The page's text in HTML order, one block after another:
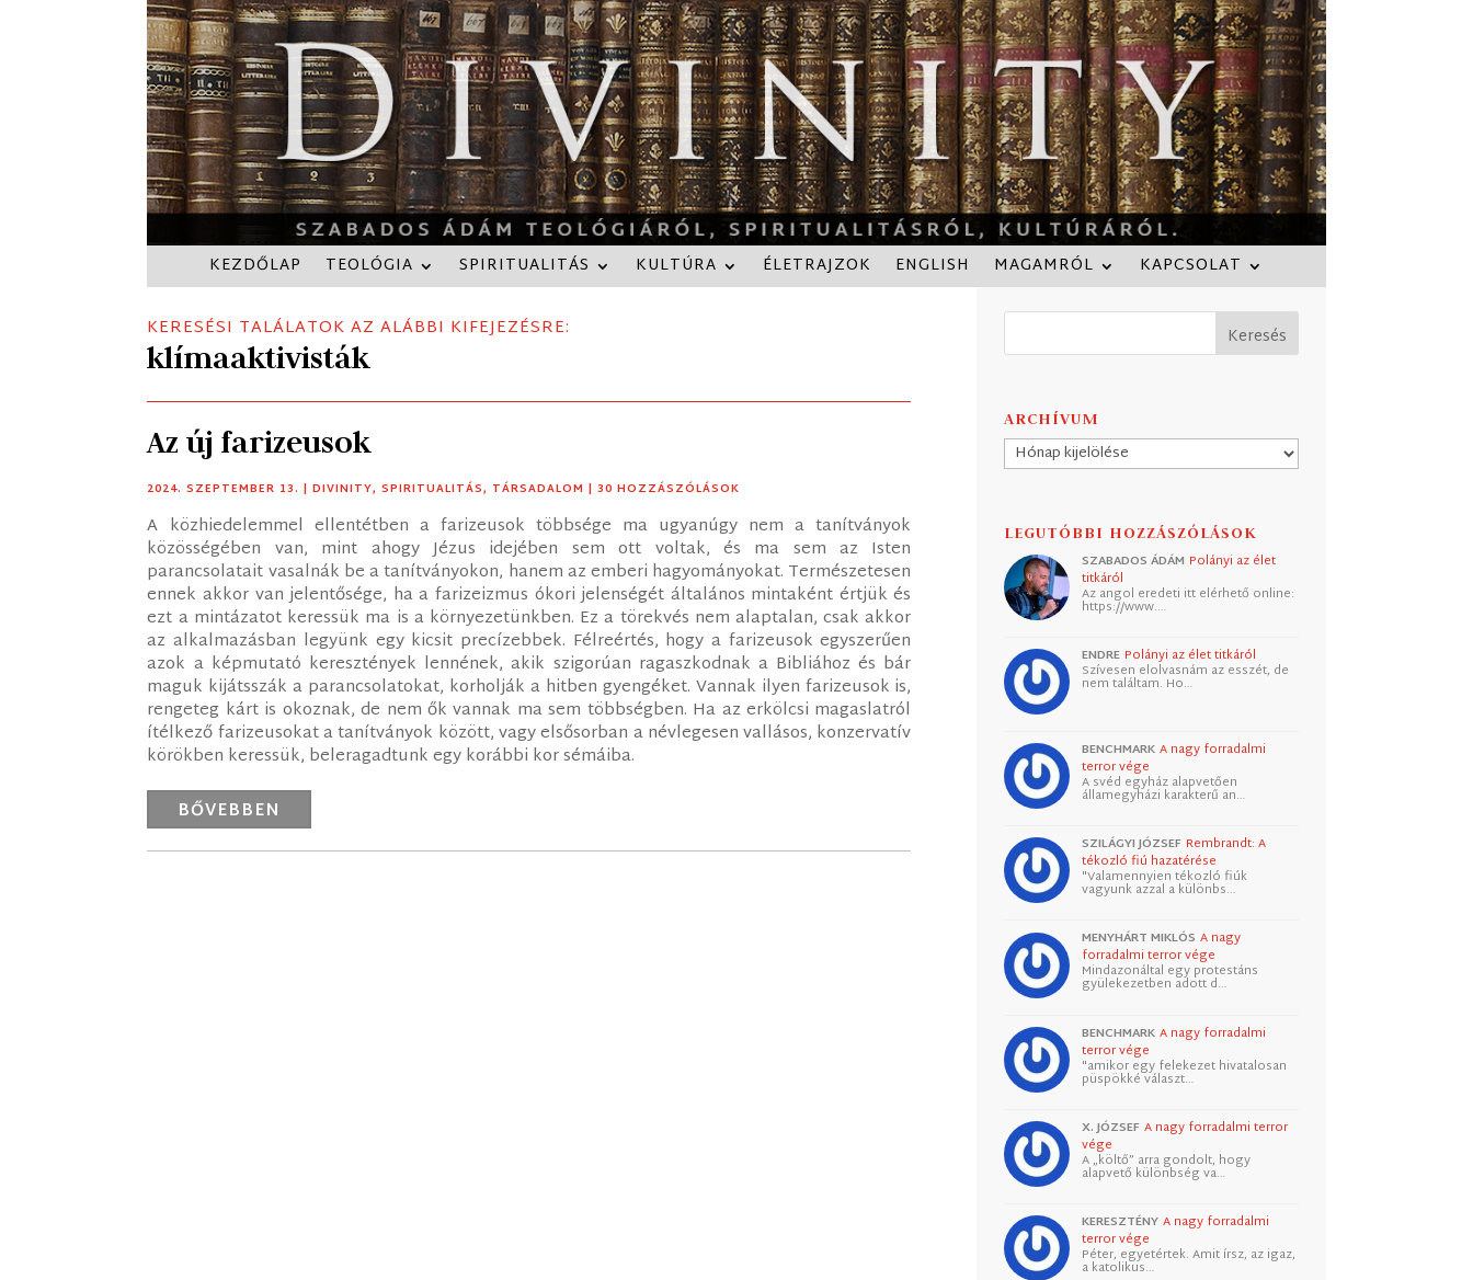
KEZDŐLAP TEOLÓGIA SPIRITUALITÁS KULTÚRA ÉLETRAJZOK ENGLISH MAGAMRÓL KAPCSOLAT
KERESÉSI TALÁLATOK AZ ALÁBBI KIFEJEZÉSRE:
klímaaktivisták
Az új farizeusok
2024. SZEPTEMBER 13. |DIVINITY,SPIRITUALITÁS, TÁRSADALOM | 30 HOZZÁSZÓLÁSOK
A közhiedelemmel ellentétben a farizeusok többsége ma ugyanúgy nem a tanítványok
közösségében van, mint ahogy Jézus idejében sem ott voltak, és ma sem az Isten
parancsolatait vasalnák be a tanítványokon, hanem az emberi hagyományokat. Természetesen
ennek akkor van jelentősége, ha a farizeizmus ókori jelenségét általános mintaként értjük és
ezt a mintázatot keressük ma is a környezetünkben. Ez a törekvés nem alaptalan, csak akkor
az alkalmazásban legyünk egy kicsit precízebbek. Félreértés, hogy a farizeusok egyszerűen
azok a képmutató keresztények lennének, akik szigorúan ragaszkodnak a Bibliához és bár
maguk kijátsszák a parancsolatokat, korholják a hitben gyengéket. Vannak ilyen farizeusok is,
rengeteg kárt is okoznak, de nem ők vannak ma sem többségben. Ha az erkölcsi magaslatról
ítélkező farizeusokat a tanítványok között, vagy elsősorban a névlegesen vallásos, konzervatív
körökben keressük, beleragadtunk egy korábbi kor sémáiba.
BŐVEBBEN
ARCHÍVUM
Archívum
LEGUTÓBBI HOZZÁSZÓLÁSOK
SZABADOS ÁDÁM Polányi az élet
titkáról
Az angol eredeti itt elérhető online:
https://www.…
ENDRE Polányi az élet titkáról
Szívesen elolvasnám az esszét, de
nem találtam. Ho…
BENCHMARK A nagy forradalmi
terror vége
A svéd egyház alapvetően
államegyházi karakterű an…
SZILÁGYI JÓZSEF Rembrandt: A
tékozló fiú hazatérése
"Valamennyien tékozló fiúk
vagyunk azzal a különbs…
MENYHÁRT MIKLÓS A nagy
forradalmi terror vége
Mindazonáltal egy protestáns
gyülekezetben adott d…
BENCHMARK A nagy forradalmi
terror vége
"amikor egy felekezet hivatalosan
püspökké választ…
X. JÓZSEF A nagy forradalmi terror
vége
A „költő” arra gondolt, hogy
alapvető különbség va…
KERESZTÉNY A nagy forradalmi
terror vége
Péter, egyetértek. Amit írsz, az igaz,
a katolikus…